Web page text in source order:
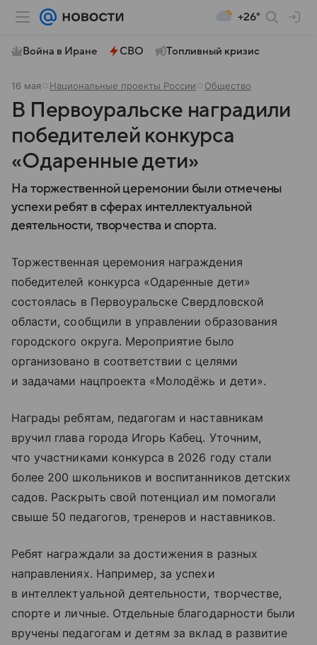
+26°
Война в Иране СВО Топливный кризис
16 мая Национальные проекты России Общество
В Первоуральске наградили
победителей конкурса
«Одаренные дети»
На торжественной церемонии были отмечены
успехи ребят в сферах интеллектуальной
деятельности, творчества и спорта.
Торжественная церемония награждения
победителей конкурса «Одаренные дети»
состоялась в Первоуральске Свердловской
области, сообщили в управлении образования
городского округа. Мероприятие было
организовано в соответствии с целями
и задачами нацпроекта «Молодёжь и дети».
Награды ребятам, педагогам и наставникам
вручил глава города Игорь Кабец. Уточним,
что участниками конкурса в 2026 году стали
более 200 школьников и воспитанников детских
садов. Раскрыть свой потенциал им помогали
свыше 50 педагогов, тренеров и наставников.
Ребят награждали за достижения в разных
направлениях. Например, за успехи
в интеллектуальной деятельности, творчестве,
спорте и личные. Отдельные благодарности были
вручены педагогам и детям за вклад в развитие